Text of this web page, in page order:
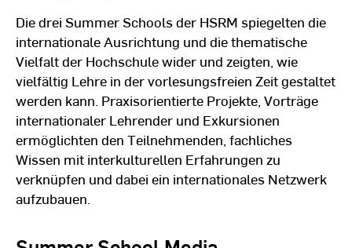
Die drei Summer Schools der HSRM spiegelten die
internationale Ausrichtung und die thematische
Vielfalt der Hochschule wider und zeigten, wie
vielfältig Lehre in der vorlesungsfreien Zeit gestaltet
werden kann. Praxisorientierte Projekte, Vorträge
internationaler Lehrender und Exkursionen
ermöglichten den Teilnehmenden, fachliches
Wissen mit interkulturellen Erfahrungen zu
verknüpfen und dabei ein internationales Netzwerk
aufzubauen.